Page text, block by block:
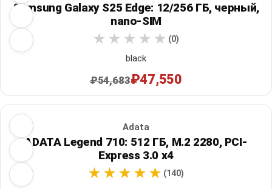
Samsung Galaxy S25 Edge: 12/256 ГБ, черный,
nano-SIM
(0)
black
₽54,683₽47,550
Adata
ADATA Legend 710: 512 ГБ, M.2 2280, PCI-
Express 3.0 x4
(140)